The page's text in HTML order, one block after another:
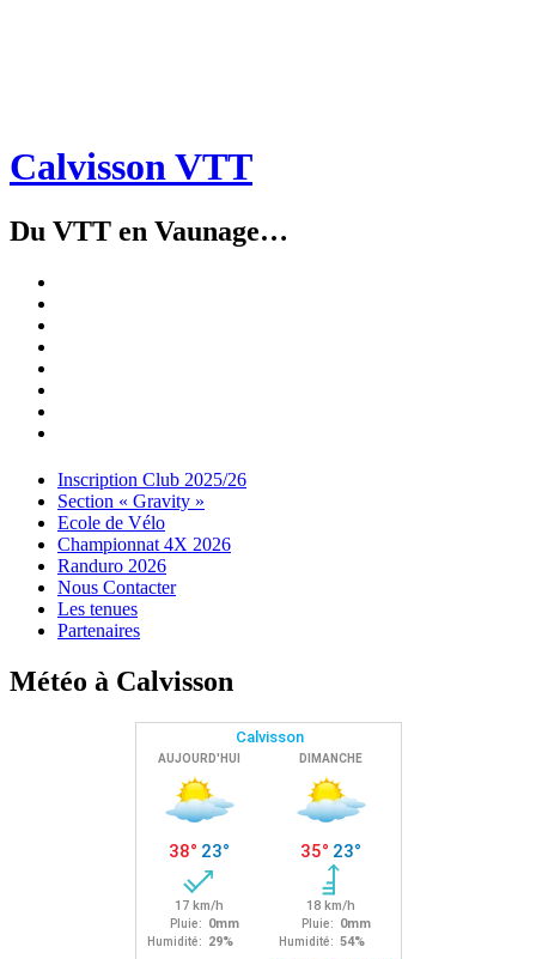
Calvisson VTT
Du VTT en Vaunage…
Menu
Widgets
Recherche
Aller
contenu
Inscription Club 2025/26
Section « Gravity »
Ecole de Vélo
Championnat 4X 2026
Randuro 2026
Nous Contacter
Les tenues
Partenaires
Météo à Calvisson